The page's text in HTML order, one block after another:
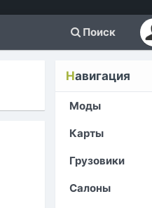
Поиск
Навигация
Моды
Карты
Грузовики
Салоны